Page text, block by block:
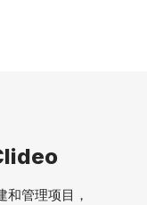
管理项目，